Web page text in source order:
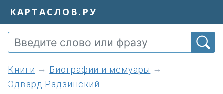
КАРТАСЛОВ.РУ
книги
Биографии и мемуары
Эдвард Радзинский